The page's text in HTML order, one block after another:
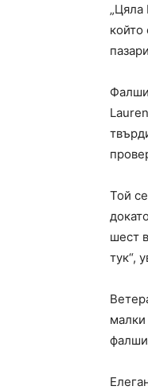
„Цяла
който
Той
шест
тук“,
малки